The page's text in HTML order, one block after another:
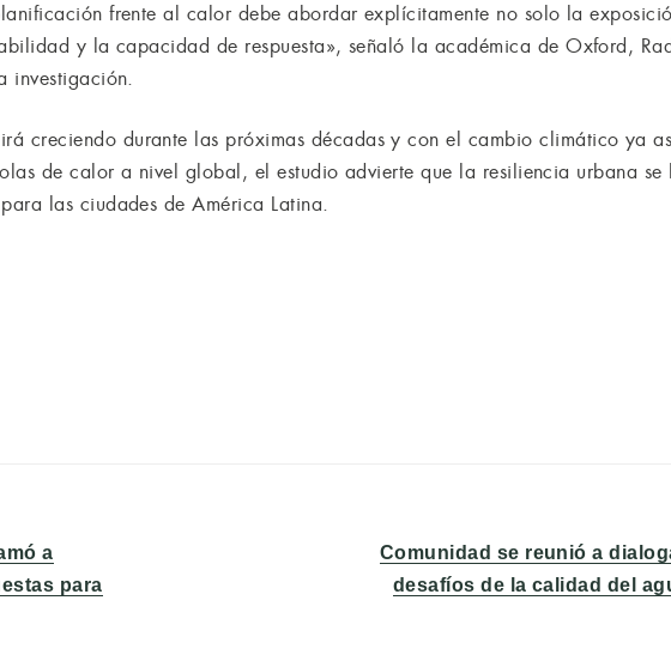
frente al calor debe abordar explícitamente no solo la
y la capacidad de respuesta», señaló la académica de Oxford,
investigación.
creciendo durante las próximas décadas y con el cambio climático ya
de calor a nivel global, el estudio advierte que la resiliencia urbana se
las ciudades de América Latina.
a
para
Entrada
siguiente:
Comunidad se reunió a
desafíos de la calidad del